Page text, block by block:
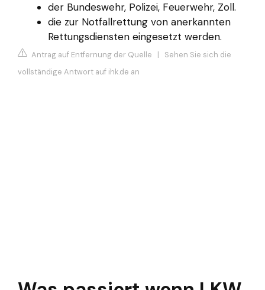
der Bundeswehr, Polizei, Feuerwehr, Zoll.
die zur Notfallrettung von anerkannten
Rettungsdiensten eingesetzt werden.
Antrag auf Entfernung der Quelle | Sehen Sie sich die
vollständige Antwort auf ihk.de an